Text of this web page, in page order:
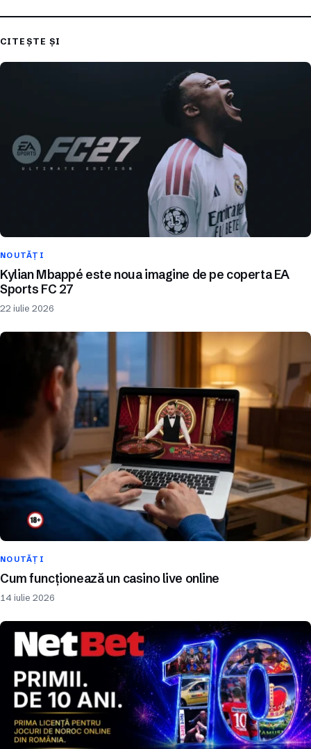
CITEȘTE ȘI
NOUTĂȚI
Kylian Mbappé este noua imagine de pe coperta EA
Sports FC 27
22 iulie 2026
NOUTĂȚI
Cum funcționează un casino live online
14 iulie 2026